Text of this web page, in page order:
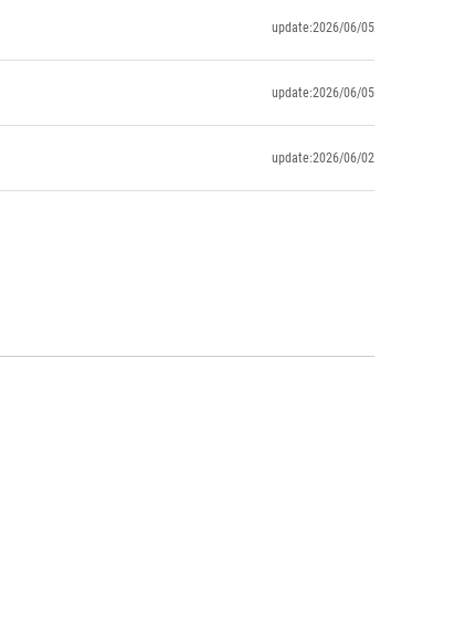
update:2026/06/05
update:2026/06/05
update:2026/06/02